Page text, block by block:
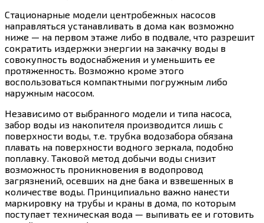
Стационарные модели центробежных насосов
направляться устанавливать в дома как возможно
ниже — на первом этаже либо в подвале, что разрешит
сократить издержки энергии на закачку воды в
совокупность водоснабжения и уменьшить ее
протяженность. Возможно кроме этого
воспользоваться компактными погружным либо
наружным насосом.
Независимо от выбранного модели и типа насоса,
забор воды из накопителя производится лишь с
поверхности воды, т.е. трубка водозабора обязана
плавать на поверхности водного зеркала, подобно
поплавку. Таковой метод добычи воды снизит
возможность проникновения в водопровод
загрязнений, осевших на дне бака и взвешенных в
количестве воды. Принципиально важно нанести
маркировку на трубы и краны в дома, по которым
поступает техническая вода — выпивать ее и готовить